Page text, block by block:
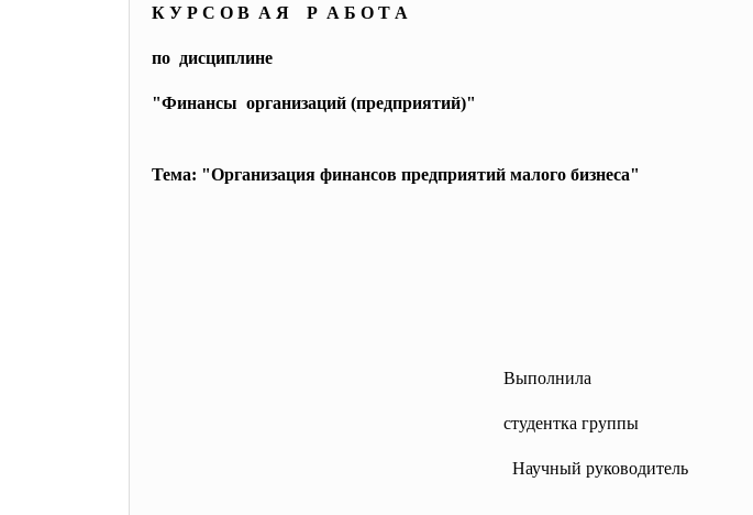
К У Р С О В А Я Р А Б О Т А
по дисциплине
"Финансы организаций (предприятий)"
Тема: "Организация финансов предприятий малого бизнеса"
Выполнила
студентка группы
Научный руководитель